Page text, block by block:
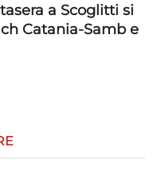
a Scoglitti si
Catania-Samb e